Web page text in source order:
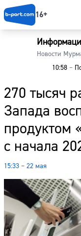
16+
Новости
10:58 –
270 тысяч
Запада
продуктом
с начала
15:33 – 22 мая
Главная
Наши
Погода
Курсы